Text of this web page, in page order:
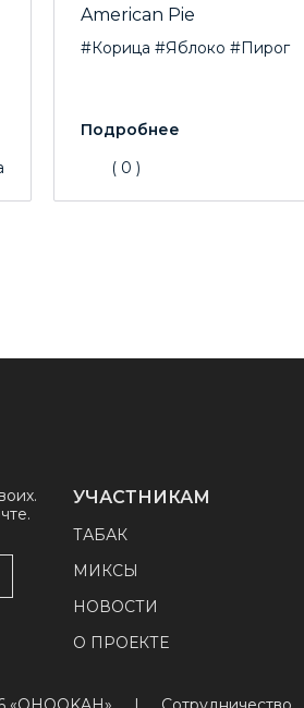
American Pie
#Корица #Яблоко #Пирог
( 0 )
УЧАСТНИКАМ
ТАБАК
МИКСЫ
НОВОСТИ
О ПРОЕКТЕ